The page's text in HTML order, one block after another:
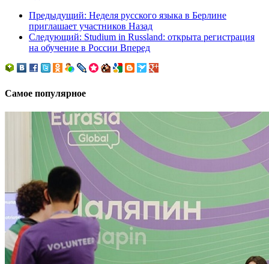
Предыдущий: Неделя русского языка в Берлине
приглашает участников Назад
Следующий: Studium in Russland: открыта регистрация
на обучение в России Вперед
Самое популярное